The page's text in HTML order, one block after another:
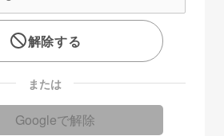
解除する
または
Googleで解除